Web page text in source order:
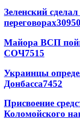
Зеленский
переговорах30950
Майора ВСП
СОЧ7515
Украинцы
Донбасса7452
Присвоение
Коломойского